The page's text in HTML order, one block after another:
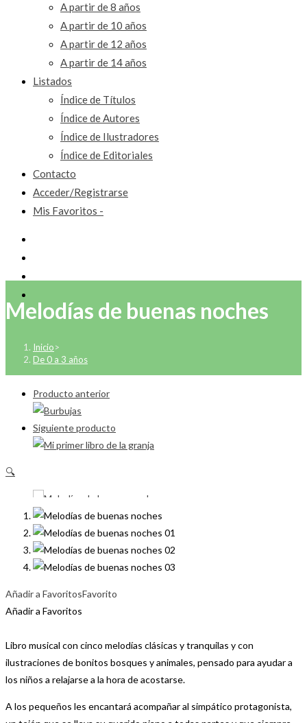
A partir de 8 años
A partir de 10 años
A partir de 12 años
A partir de 14 años
Listados
Índice de Títulos
Índice de Autores
Índice de Ilustradores
Índice de Editoriales
Contacto
Acceder/Registrarse
Mis Favoritos -
Melodías de buenas noches
Inicio>
De 0 a 3 años
Producto anterior
Siguiente producto
🔍
Añadir a FavoritosFavorito
Añadir a Favoritos
Libro musical con cinco melodías clásicas y tranquilas y con
ilustraciones de bonitos bosques y animales, pensado para ayudar a
los niños a relajarse a la hora de acostarse.
A los pequeños les encantará acompañar al simpático protagonista,